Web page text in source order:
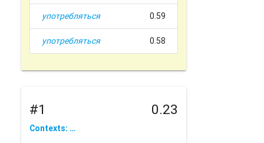
употребляться 0.59
употребляться 0.58
#1 0.23
Contexts: …